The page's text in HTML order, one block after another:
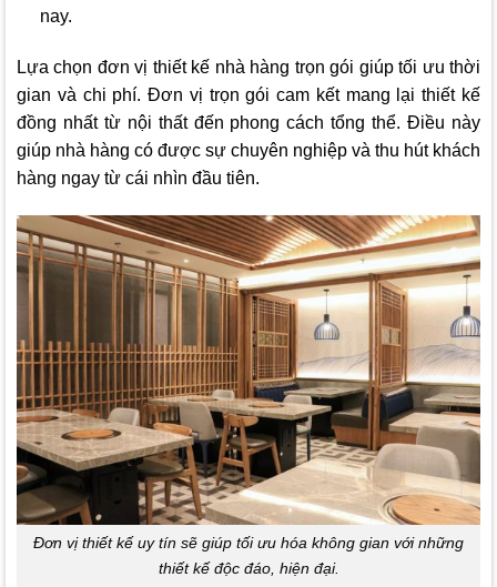
nay.
Lựa chọn đơn vị thiết kế nhà hàng trọn gói giúp tối ưu thời
gian và chi phí. Đơn vị trọn gói cam kết mang lại thiết kế
đồng nhất từ nội thất đến phong cách tổng thể. Điều này
giúp nhà hàng có được sự chuyên nghiệp và thu hút khách
hàng ngay từ cái nhìn đầu tiên.
Đơn vị thiết kế uy tín sẽ giúp tối ưu hóa không gian với những
thiết kế độc đáo, hiện đại.